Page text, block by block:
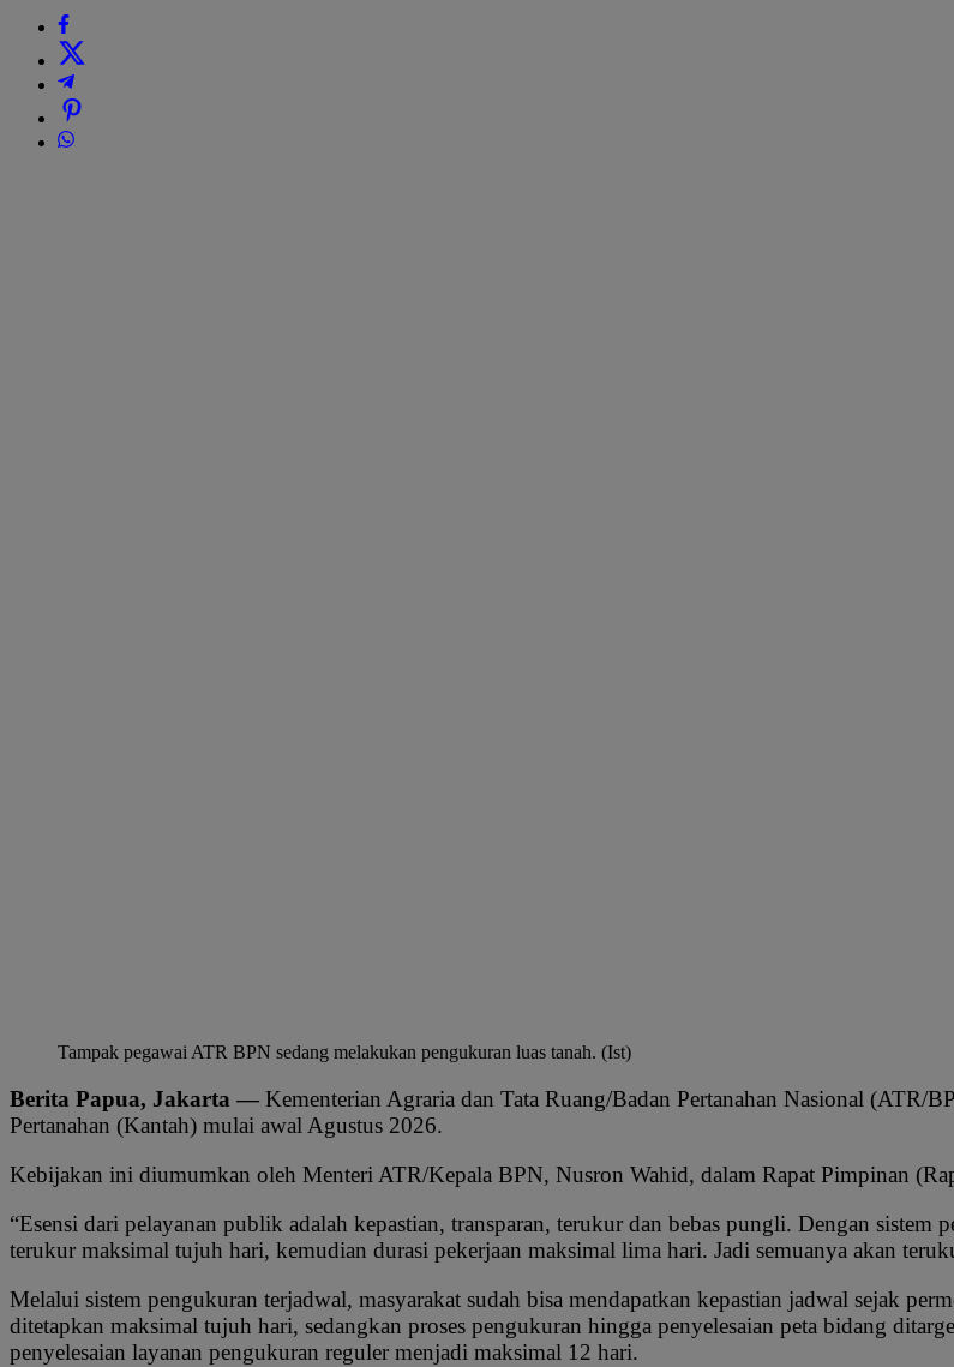
Tampak pegawai ATR BPN sedang melakukan pengukuran luas tanah. (Ist)
Berita Papua, Jakarta — Kementerian Agraria dan Tata Ruang/Badan Pertanahan Nasional (ATR/
Pertanahan (Kantah) mulai awal Agustus 2026.
Kebijakan ini diumumkan oleh Menteri ATR/Kepala BPN, Nusron Wahid, dalam Rapat Pimpinan
“Esensi dari pelayanan publik adalah kepastian, transparan, terukur dan bebas pungli. Dengan
terukur maksimal tujuh hari, kemudian durasi pekerjaan maksimal lima hari. Jadi semuanya akan
Melalui sistem pengukuran terjadwal, masyarakat sudah bisa mendapatkan kepastian jadwal sejak
ditetapkan maksimal tujuh hari, sedangkan proses pengukuran hingga penyelesaian peta bidang
penyelesaian layanan pengukuran reguler menjadi maksimal 12 hari.